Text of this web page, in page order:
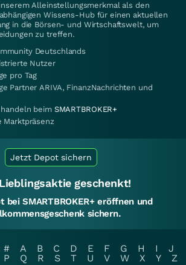
Alleinstellungsmerkmal als den
Wissens-Hub für einen aktuellen
in die Börsen- und Wirtschaftswelt, um
zu treffen.
Deutschlands
Nutzer
pro Tag
Partner ARIVA, FinanzNachrichten und
beim SMARTBROKER+
Marktpräsenz
Jetzt Depot sichern
geschenkt!
bei SMARTBROKER+ eröffnen und
sichern.
# A B C D E F G H I
J
P Q R S T U V W X Y
Z